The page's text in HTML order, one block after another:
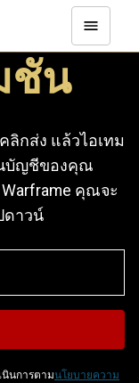
ชัน
กส่ง แล้วไอเทม
นบัญชีของคุณ
คุณจะ
ดาวน์
นินการตามนโยบายความ